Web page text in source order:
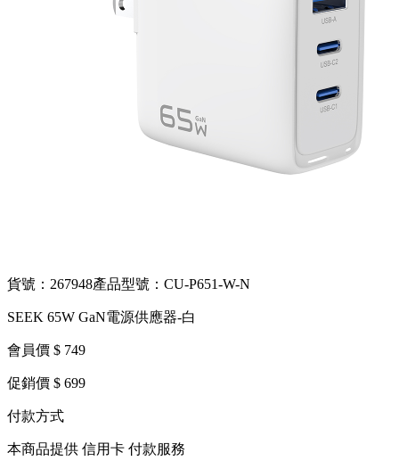
貨號：267948產品型號：CU-P651-W-N
SEEK 65W GaN電源供應器-白
會員價 $ 749
促銷價 $ 699
付款方式
本商品提供 信用卡 付款服務